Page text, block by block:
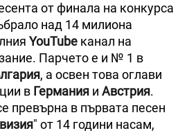
от финала на конкурса
над 14 милиона
YouTube канал на
Парчето е и № 1 в
, а освен това оглави
в Германия и Австрия.
превърна в първата песен
" от 14 години насам,